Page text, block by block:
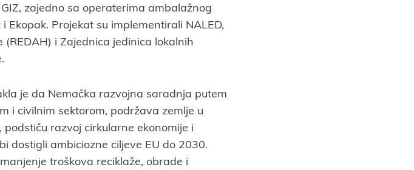
zajedno sa operaterima ambalažnog
Projekat su implementirali NALED,
i Zajednica jedinica lokalnih
je da Nemačka razvojna saradnja putem
i civilnim sektorom, podržava zemlje u
razvoj cirkularne ekonomije i
dostigli ambiciozne ciljeve EU do 2030.
troškova reciklaže, obrade i